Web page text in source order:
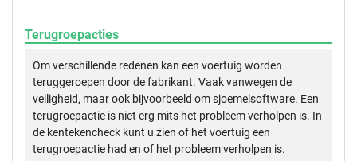
Terugroepacties
Om verschillende redenen kan een voertuig worden
teruggeroepen door de fabrikant. Vaak vanwegen de
veiligheid, maar ook bijvoorbeeld om sjoemelsoftware. Een
terugroepactie is niet erg mits het probleem verholpen is. In
de kentekencheck kunt u zien of het voertuig een
terugroepactie had en of het probleem verholpen is.